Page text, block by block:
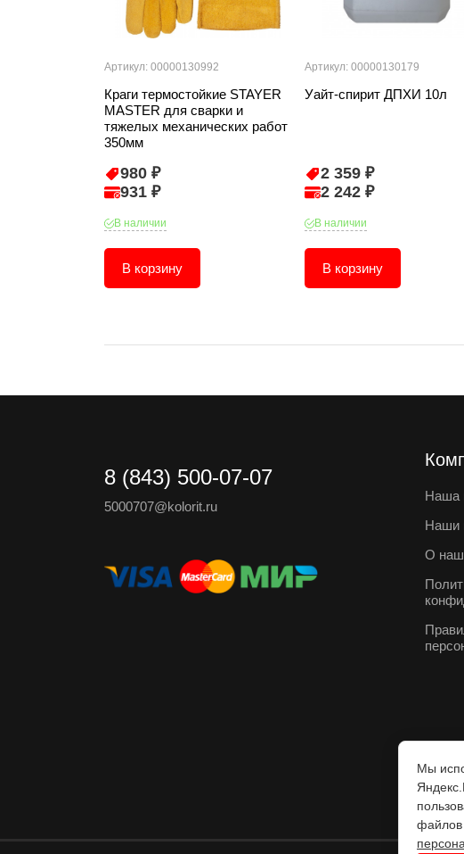
Артикул: 00000130992
Краги термостойкие STAYER
MASTER для сварки и
тяжелых механических работ
350мм
980 ₽
931 ₽
В наличии
В корзину
Артикул: 00000130179
Уайт-спирит ДПХИ 10л
2 359 ₽
2 242 ₽
В наличии
В корзину
8 (843) 500-07-07
5000707@kolorit.ru
Наша
Наши
О
Мы
файлов